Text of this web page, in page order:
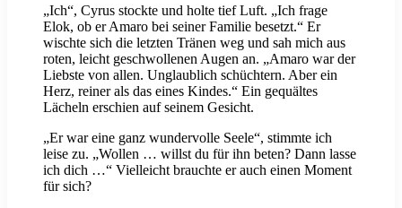
„Ich“, Cyrus stockte und holte tief Luft. „Ich frage
Elok, ob er Amaro bei seiner Familie besetzt.“ Er
wischte sich die letzten Tränen weg und sah mich aus
roten, leicht geschwollenen Augen an. „Amaro war der
Liebste von allen. Unglaublich schüchtern. Aber ein
Herz, reiner als das eines Kindes.“ Ein gequältes
Lächeln erschien auf seinem Gesicht.
„Er war eine ganz wundervolle Seele“, stimmte ich
leise zu. „Wollen … willst du für ihn beten? Dann lasse
ich dich …“ Vielleicht brauchte er auch einen Moment
für sich?